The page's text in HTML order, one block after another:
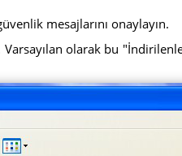
mesajlarını onaylayın.
olarak bu